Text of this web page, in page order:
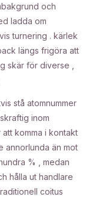
och
ladda om
turnering . kärlek
längs frigöra att
skär för diverse ,
stå atomnummer
inom
komma i kontakt
annorlunda än mot
% , medan
hålla ut handlare
coitus